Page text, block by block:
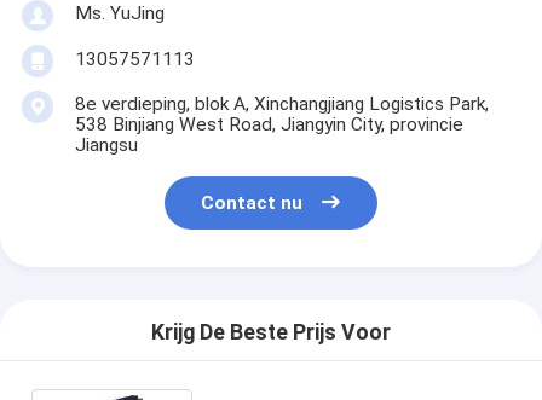
Ms. YuJing
13057571113
8e verdieping, blok A, Xinchangjiang Logistics Park,
538 Binjiang West Road, Jiangyin City, provincie
Jiangsu
Contact nu
Krijg De Beste Prijs Voor